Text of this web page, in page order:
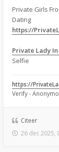
Private Girls
Dating
https://
Private Lady
Selfie
https://
Verify -
Citeer
26 dec 2025,